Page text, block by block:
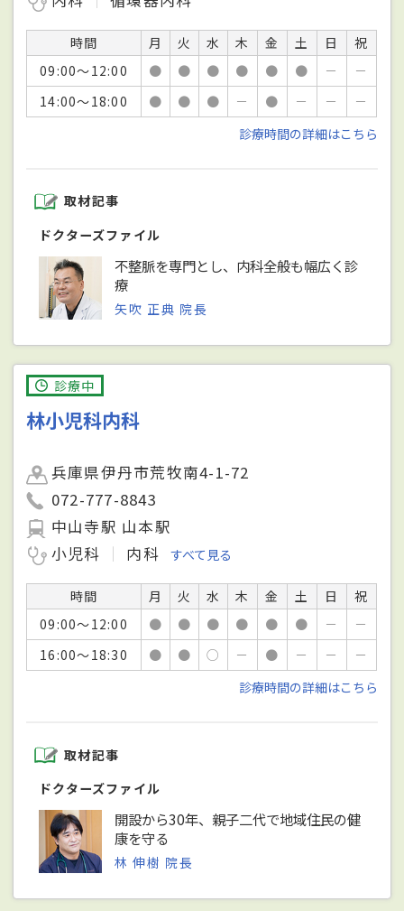
時間 月 火 水 木 金 土 日
祝
09:00～12:00
● ● ● ● ● ● －
－
14:00～18:00
● ● ● － ● － －
－
診療時間の詳細はこちら
取材記事
ドクターズファイル
不整脈を専門とし、内科全般も幅広く診
療
矢吹 正典 院長
診療中
林小児科内科
兵庫県伊丹市荒牧南4-1-72
072-777-8843
中山寺駅 山本駅
小児科
内科 すべて見る
時間 月 火 水 木 金 土 日
祝
09:00～12:00
● ● ● ● ● ● －
－
16:00～18:30
● ● ○ － ● － －
－
診療時間の詳細はこちら
取材記事
ドクターズファイル
開設から30年、親子二代で地域住民の健
康を守る
林 伸樹 院長